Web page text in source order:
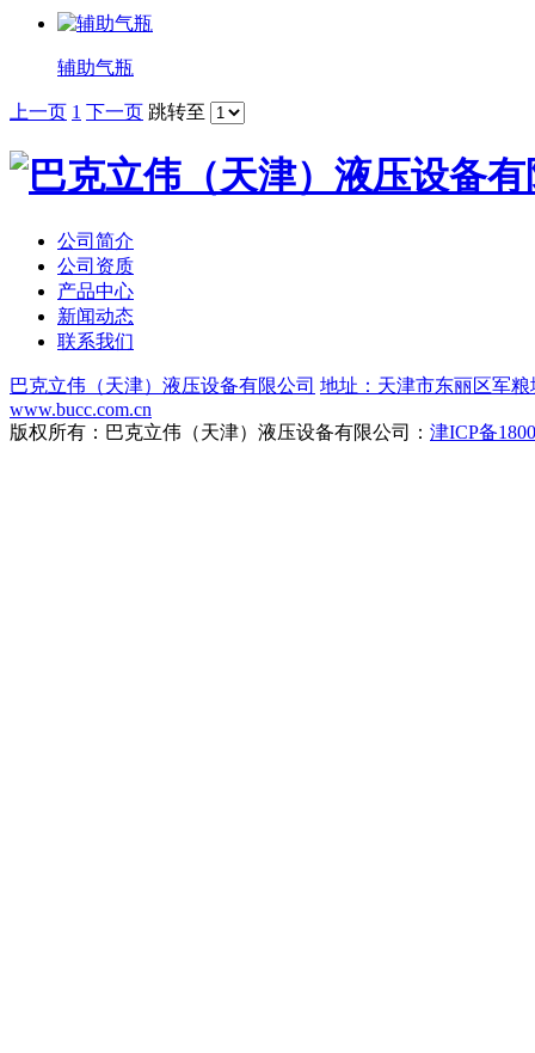
辅助气瓶
上一页 1 下一页 跳转至
公司简介
公司资质
产品中心
新闻动态
联系我们
巴克立伟（天津）液压设备有限公司 地址：天津市东丽区军粮
www.bucc.com.cn
版权所有：巴克立伟（天津）液压设备有限公司： 津ICP备